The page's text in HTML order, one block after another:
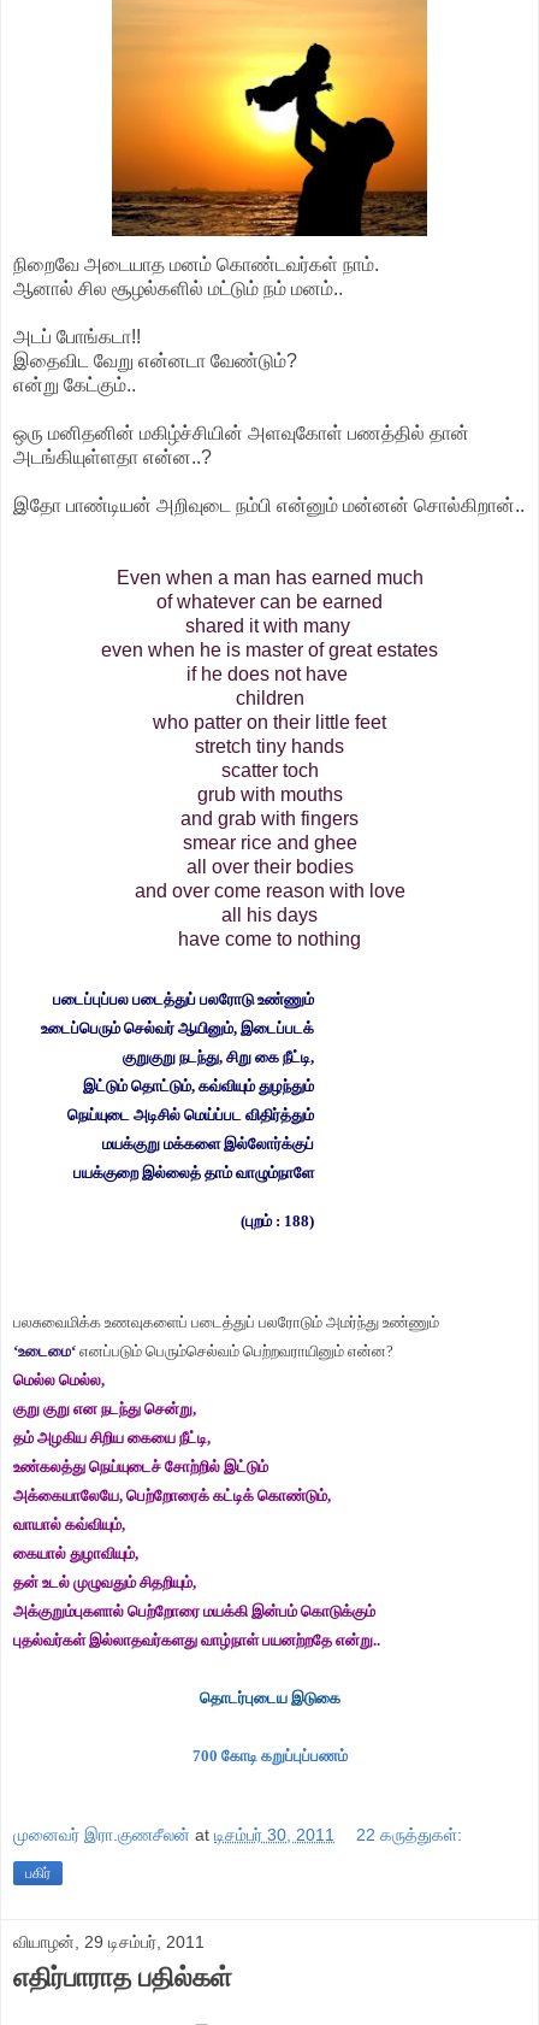
நிறைவே அடையாத மனம் கொண்டவர்கள் நாம்.
ஆனால் சில சூழல்களில் மட்டும் நம் மனம்..
அடப் போங்கடா!!
இதைவிட வேறு என்னடா வேண்டும்?
என்று கேட்கும்..
ஒரு மனிதனின் மகிழ்ச்சியின் அளவுகோள் பணத்தில் தான்
அடங்கியுள்ளதா என்ன..?
இதோ பாண்டியன் அறிவுடை நம்பி என்னும் மன்னன் சொல்கிறான்..
Even when a man has earned much
of whatever can be earned
shared it with many
even when he is master of great estates
if he does not have
children
who patter on their little feet
stretch tiny hands
scatter toch
grub with mouths
and grab with fingers
smear rice and ghee
all over their bodies
and over come reason with love
all his days
have come to nothing
படைப்புப்பல படைத்துப் பலரோடு உண்ணும்
உடைப்பெரும் செல்வர் ஆயினும், இடைப்படக்
குறுகுறு நடந்து, சிறு கை நீட்டி,
இட்டும் தொட்டும், கவ்வியும் துழந்தும்
நெய்யுடை அடிசில் மெய்ப்பட விதிர்த்தும்
மயக்குறு மக்களை இல்லோர்க்குப்
பயக்குறை இல்லைத் தாம் வாழும்நாளே
(புறம் : 188)
பலசுவைமிக்க உணவுகளைப் படைத்துப் பலரோடும் அமர்ந்து உண்ணும்
‘உடைமை‘ எனப்படும் பெரும்செல்வம் பெற்றவராயினும் என்ன?
மெல்ல மெல்ல,
குறு குறு என நடந்து சென்று,
தம் அழகிய சிறிய கையை நீட்டி,
உண்கலத்து நெய்யுடைச் சோற்றில் இட்டும்
அக்கையாலேயே, பெற்றோரைக் கட்டிக் கொண்டும்,
வாயால் கவ்வியும்,
கையால் துழாவியும்,
தன் உடல் முழுவதும் சிதறியும்,
அக்குறும்புகளால் பெற்றோரை மயக்கி இன்பம் கொடுக்கும்
புதல்வர்கள் இல்லாதவர்களது வாழ்நாள் பயனற்றதே என்று..
தொடர்புடைய இடுகை
700 கோடி கறுப்புப்பணம்
முனைவர் இரா.குணசீலன் at டிசம்பர் 30, 2011 22 கருத்துகள்:
பகிர்
வியாழன், 29 டிசம்பர், 2011
எதிர்பாராத பதில்கள்